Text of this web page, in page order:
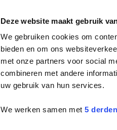
Deze website maakt gebruik
We gebruiken cookies om
bieden en om ons
met onze partners voor social
combineren met andere
uw gebruik van hun services.
We werken samen met5 derden